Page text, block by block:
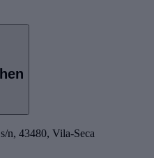
n, 43480, Vila-Seca